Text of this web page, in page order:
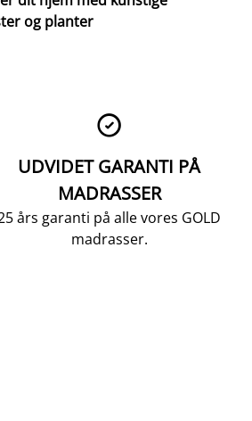
og planter

UDVIDET GARANTI PÅ
MADRASSER
års garanti på alle vores GOLD
madrasser.